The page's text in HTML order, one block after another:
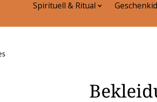
Spirituell & Ritual